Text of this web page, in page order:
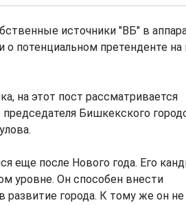
источники "ВБ" в
о потенциальном претенденте на
на этот пост рассматривается
Бишкекского
еще после Нового года. Его
уровне. Он способен внести
развитие города. К тому же он не